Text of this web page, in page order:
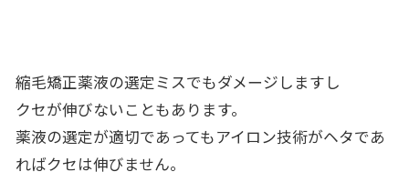
縮毛矯正薬液の選定ミスでもダメージしますし
クセが伸びないこともあります。
薬液の選定が適切であってもアイロン技術がヘタであ
ればクセは伸びません。